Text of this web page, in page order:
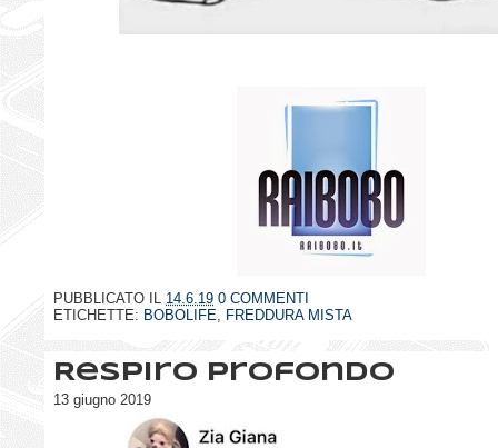
PUBBLICATO IL 14.6.19 0 COMMENTI
ETICHETTE: BOBOLIFE FREDDURA MISTA
Respiro profondo
13 giugno 2019